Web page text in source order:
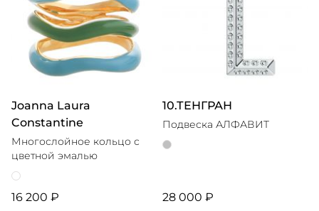
Joanna Laura
Constantine
Многослойное кольцо с
цветной эмалью
16 200 ₽
10.ТЕНГРАН
Подвеска АЛФАВИТ
28 000 ₽